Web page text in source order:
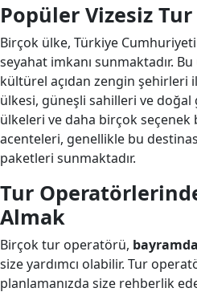
Popüler Vizesiz
Birçok ülke, Türkiye
seyahat imkanı sunmaktadır.
kültürel açıdan zengin şehirleri
ülkesi, güneşli sahilleri ve
ülkeleri ve daha birçok seçenek
acenteleri, genellikle bu
paketleri sunmaktadır.
Tur
Almak
Birçok tur operatörü,
size yardımcı olabilir. Tur
planlamanızda size rehberlik